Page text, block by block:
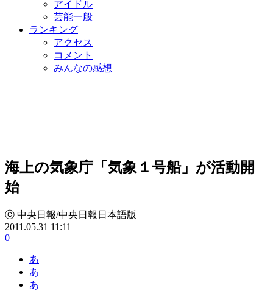
アイドル
芸能一般
ランキング
アクセス
コメント
みんなの感想
海上の気象庁「気象１号船」が活動開
始
ⓒ 中央日報/中央日報日本語版
2011.05.31 11:11
0
あ
あ
あ